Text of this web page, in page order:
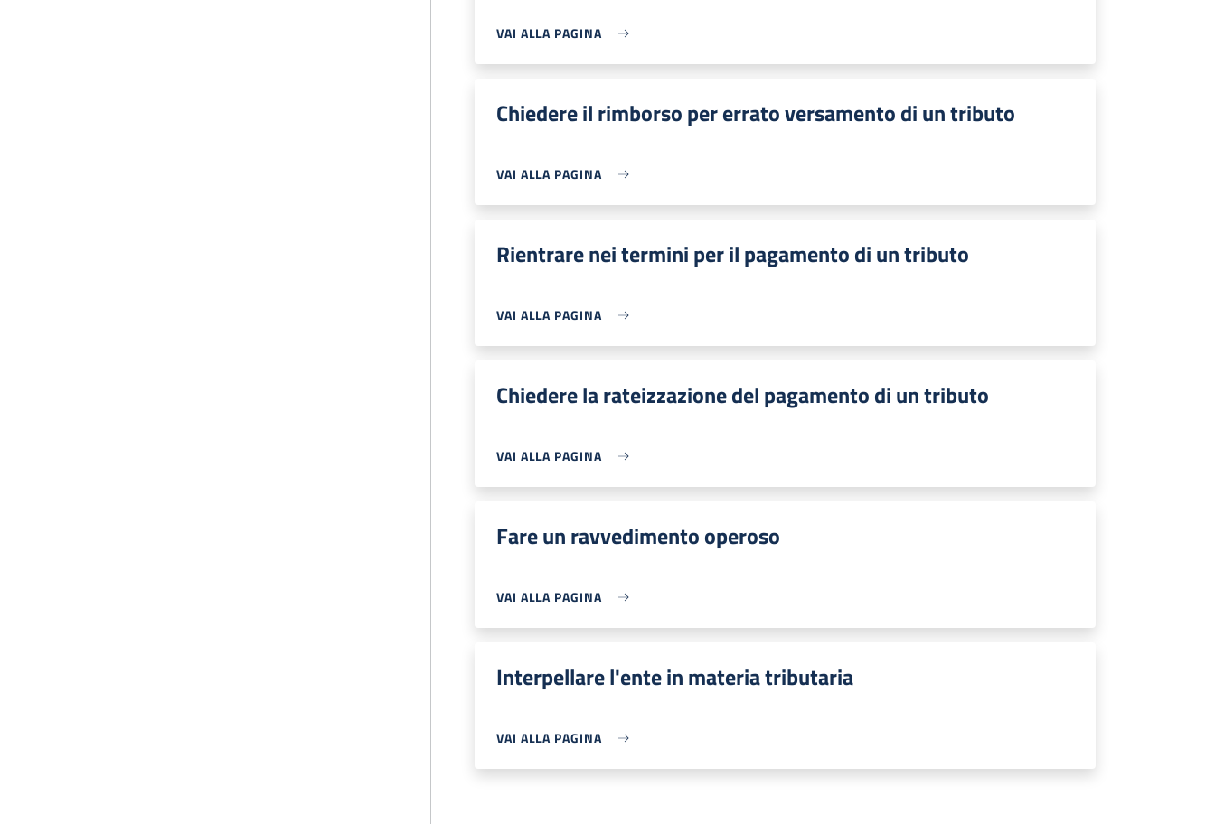
VAI ALLA PAGINA
Chiedere il rimborso per errato versamento di un tributo
VAI ALLA PAGINA
Rientrare nei termini per il pagamento di un tributo
VAI ALLA PAGINA
Chiedere la rateizzazione del pagamento di un tributo
VAI ALLA PAGINA
Fare un ravvedimento operoso
VAI ALLA PAGINA
Interpellare l'ente in materia tributaria
VAI ALLA PAGINA